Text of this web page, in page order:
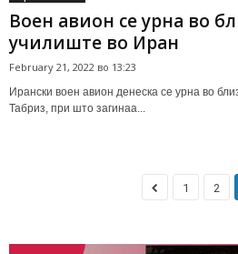
Воен авион се урна во
училиште во Иран
February 21, 2022 во 13:23
Ирански воен авион денеска се урна во
Табриз, при што загинаа...
1 2